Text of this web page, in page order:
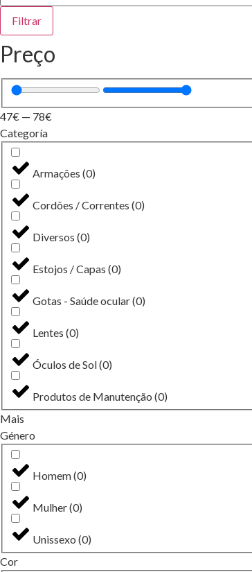
Filtrar
Preço
47€ — 78€
Categoría
Armações (0)
Cordões / Correntes (0)
Diversos (0)
Estojos / Capas (0)
Gotas - Saúde ocular(0)
Lentes (0)
Óculos de Sol(0)
Produtos de Manutenção (0)
Mais
Género
Homem(0)
Mulher(0)
Unissexo (0)
Cor